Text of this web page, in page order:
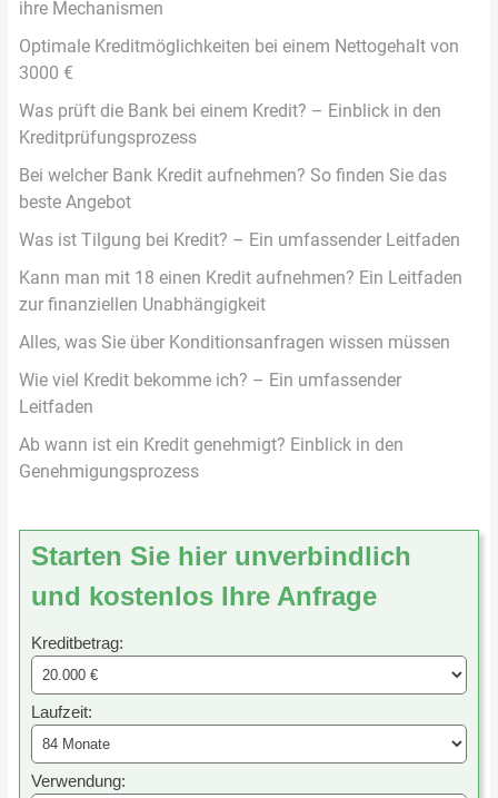
ihre Mechanismen
Optimale Kreditmöglichkeiten bei einem Nettogehalt von
3000 €
Was prüft die Bank bei einem Kredit? – Einblick in den
Kreditprüfungsprozess
Bei welcher Bank Kredit aufnehmen? So finden Sie das
beste Angebot
Was ist Tilgung bei Kredit? – Ein umfassender Leitfaden
Kann man mit 18 einen Kredit aufnehmen? Ein Leitfaden
zur finanziellen Unabhängigkeit
Alles, was Sie über Konditionsanfragen wissen müssen
Wie viel Kredit bekomme ich? – Ein umfassender
Leitfaden
Ab wann ist ein Kredit genehmigt? Einblick in den
Genehmigungsprozess
Starten Sie hier unverbindlich
und kostenlos Ihre Anfrage
Kreditbetrag:
Laufzeit:
Verwendung: